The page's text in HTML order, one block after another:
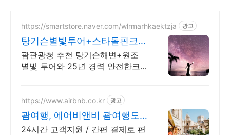
https://smartstore.naver.com/wlrmarhkaektzja 광고
탕기슨별빛투어+스타돌핀크루
즈 패키지 특가 상품/ 완납
괌관광청 추천 탕기슨해변+원조
별빛 투어와 25년 경력 안전한크
https://www.airbnb.co.kr 광고
괌여행, 에어비앤비 괌여행도
우리집처럼
24시간 고객지원 / 간편 결제로 편